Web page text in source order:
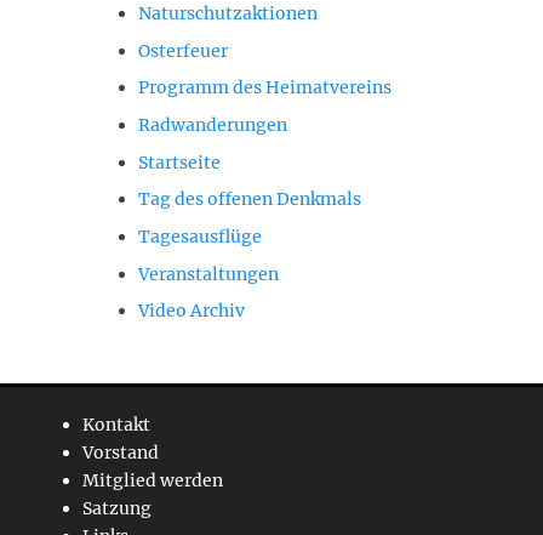
Naturschutzaktionen
Osterfeuer
Programm des Heimatvereins
Radwanderungen
Startseite
Tag des offenen Denkmals
Tagesausflüge
Veranstaltungen
Video Archiv
Kontakt
Vorstand
Mitglied werden
Satzung